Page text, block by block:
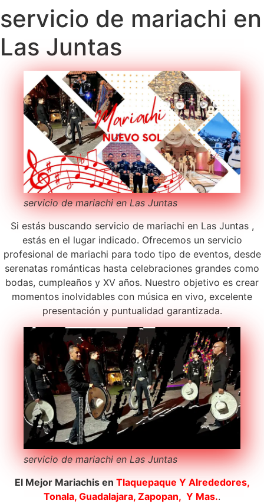
servicio de mariachi en
Las Juntas
servicio de mariachi en Las Juntas
Si estás buscando servicio de mariachi en Las Juntas ,
estás en el lugar indicado. Ofrecemos un servicio
profesional de mariachi para todo tipo de eventos, desde
serenatas románticas hasta celebraciones grandes como
bodas, cumpleaños y XV años. Nuestro objetivo es crear
momentos inolvidables con música en vivo, excelente
presentación y puntualidad garantizada.
servicio de mariachi en Las Juntas
El Mejor Mariachis en Tlaquepaque Y Alrededores,
Tonala, Guadalajara, Zapopan, Y Mas..